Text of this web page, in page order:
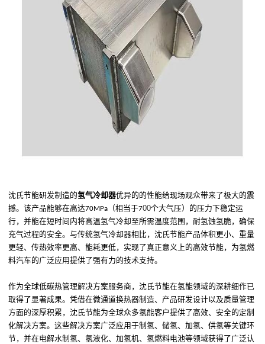
沈氏节能研发制造的氢气冷却器优异的的性能给现场观众带来了极大的震
撼。该产品能够在高达70MPa （相当于700个大气压） 的压力下稳定运
行，并能在短时间内将高温氢气冷却至所需温度范围， 耐氢蚀氢脆，确保
充气过程的安全。与传统氢气冷却器相比，沈氏节能产品体积更小、重量
更轻、传热效率更高、能耗更低，实现了真正意义上的高效节能， 为氢燃
料汽车的广泛应用提供了强有力的技术支持。
作为全球低碳热管理解决方案服务商，沈氏节能在氢能领域的深耕细作已
取得了显著成果。凭借在微通道换热器制造、产品研发设计以及质量管理
方面的深厚积累，沈氏节能为全球众多氢能客户提供了高效、安全的定制
化解决方案。这些解决方案广泛应用于制氢、储氢、加氢、供氢等关键环
节，并在电解水制氢、氢液化、加氢机、氢燃料电池等领域获得 了广泛认